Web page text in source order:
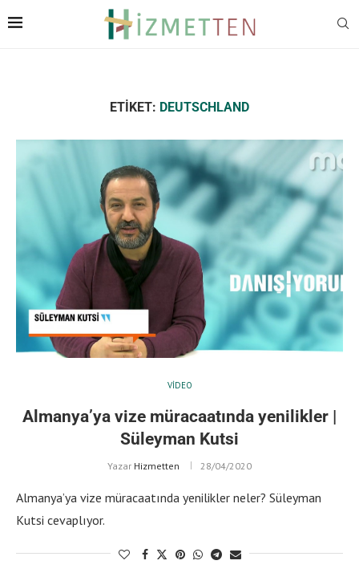
ETIKET: DEUTSCHLAND
VIDEO
Almanya’ya vize müracaatında yenilikler |
Süleyman Kutsi
Yazar Hizmetten 28/04/2020
Almanya’ya vize müracaatında yenilikler neler? Süleyman
Kutsi cevaplıyor.